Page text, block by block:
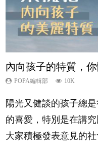
內向孩子的特質，你
POPA編輯部 10K
陽光又健談的孩子總
的喜愛，特別是在講
大家積極發表意見的
夫妻必看！經營婚姻
POPA編輯部 22.9K
你是不是也曾經以為
婚，就自然能走到白
發現事情不如你所料
新手父母不用怕
POPA編輯部 16.3K
相信許多人初為人父
孩子呱呱落地，心中
題～這裡一次過集合
想孩子學好外語，點
POPA編輯部 9.9K
有人話學多種語言越
卻說一時間太多語言
淆，到底誰是誰非？
孩子能力天注定？
POPA編輯部 7.9K
很多父母都希望孩子係
女」，學業別太差，
條。這樣的孩子是萬